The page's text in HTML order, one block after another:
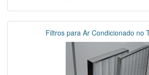
Filtros para Ar Condicionado no